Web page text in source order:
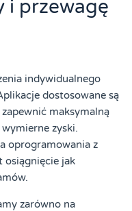
i przewagę
indywidualnego
dostosowane są
maksymalną
zyski.
oprogramowania z
osiągnięcie jak
zarówno na